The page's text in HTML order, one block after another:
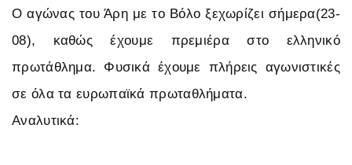
Ο αγώνας του Άρη με το Βόλο ξεχωρίζει σήμερα(23-
08), καθώς έχουμε πρεμιέρα στο ελληνικό
πρωτάθλημα. Φυσικά έχουμε πλήρεις αγωνιστικές
σε όλα τα ευρωπαϊκά πρωταθλήματα.
Αναλυτικά: